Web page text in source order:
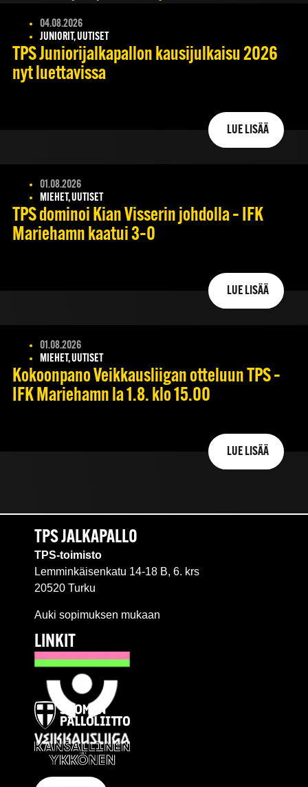
04.08.2026
JUNIORIT, UUTISET
TPS Juniorijalkapallon kausijulkaisu 2026
nyt luettavissa
LUE LISÄÄ
01.08.2026
MIEHET, UUTISET
TPS dominoi Kian Visserin johdolla – IFK
Mariehamn kaatui 3–0
LUE LISÄÄ
01.08.2026
MIEHET, UUTISET
Kokoonpano Veikkausliigan otteluun TPS –
IFK Mariehamn la 1.8. klo 15.00
LUE LISÄÄ
TPS JALKAPALLO
TPS-toimisto
Lemminkäisenkatu 14-18 B, 6. krs
20520 Turku
Auki sopimuksen mukaan
LINKIT